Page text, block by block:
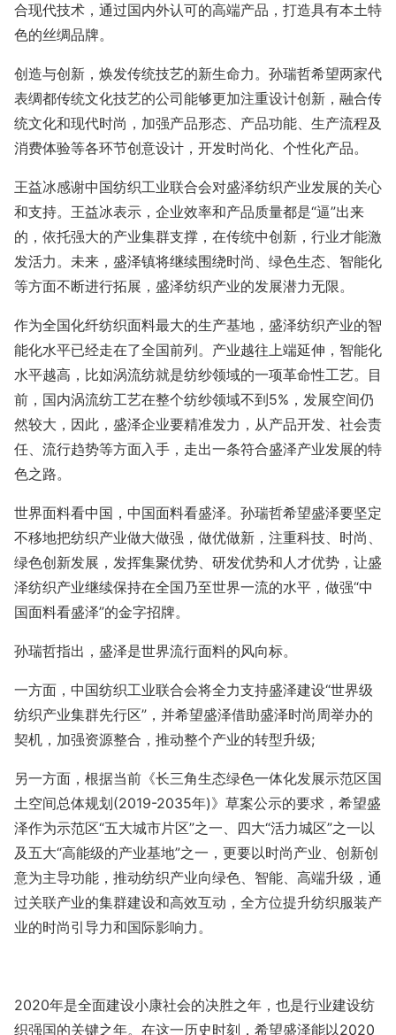
合现代技术，通过国内外认可的高端产品，打造具有本土特
色的丝绸品牌。
创造与创新，焕发传统技艺的新生命力。孙瑞哲希望两家代
表绸都传统文化技艺的公司能够更加注重设计创新，融合传
统文化和现代时尚，加强产品形态、产品功能、生产流程及
消费体验等各环节创意设计，开发时尚化、个性化产品。
王益冰感谢中国纺织工业联合会对盛泽纺织产业发展的关心
和支持。王益冰表示，企业效率和产品质量都是“逼”出来
的，依托强大的产业集群支撑，在传统中创新，行业才能激
发活力。未来，盛泽镇将继续围绕时尚、绿色生态、智能化
等方面不断进行拓展，盛泽纺织产业的发展潜力无限。
作为全国化纤纺织面料最大的生产基地，盛泽纺织产业的智
能化水平已经走在了全国前列。产业越往上端延伸，智能化
水平越高，比如涡流纺就是纺纱领域的一项革命性工艺。目
前，国内涡流纺工艺在整个纺纱领域不到5%，发展空间仍
然较大，因此，盛泽企业要精准发力，从产品开发、社会责
任、流行趋势等方面入手，走出一条符合盛泽产业发展的特
色之路。
世界面料看中国，中国面料看盛泽。孙瑞哲希望盛泽要坚定
不移地把纺织产业做大做强，做优做新，注重科技、时尚、
绿色创新发展，发挥集聚优势、研发优势和人才优势，让盛
泽纺织产业继续保持在全国乃至世界一流的水平，做强“中
国面料看盛泽”的金字招牌。
孙瑞哲指出，盛泽是世界流行面料的风向标。
一方面，中国纺织工业联合会将全力支持盛泽建设“世界级
纺织产业集群先行区”，并希望盛泽借助盛泽时尚周举办的
契机，加强资源整合，推动整个产业的转型升级;
另一方面，根据当前《长三角生态绿色一体化发展示范区国
土空间总体规划(2019-2035年)》草案公示的要求，希望盛
泽作为示范区“五大城市片区”之一、四大“活力城区”之一以
及五大“高能级的产业基地”之一，更要以时尚产业、创新创
意为主导功能，推动纺织产业向绿色、智能、高端升级，通
过关联产业的集群建设和高效互动，全方位提升纺织服装产
业的时尚引导力和国际影响力。
2020年是全面建设小康社会的决胜之年，也是行业建设纺
织强国的关键之年。在这一历史时刻，希望盛泽能以2020